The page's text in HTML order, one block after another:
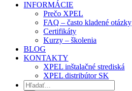
INFORMÁCIE
Prečo XPEL
FAQ – často kladené otázky
Certifikáty
Kurzy – školenia
BLOG
KONTAKTY
XPEL inštalačné strediská
XPEL distribútor SK
Hľadať: